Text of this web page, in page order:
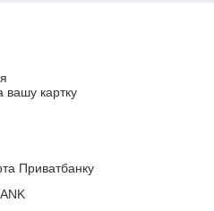
вашу картку
Приватбанку